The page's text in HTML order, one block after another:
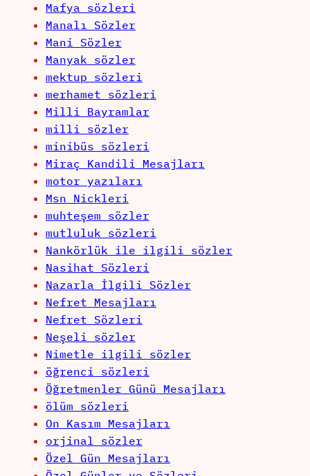
Mafya sözleri
Manalı Sözler
Mani Sözler
Manyak sözler
mektup sözleri
merhamet sözleri
Milli Bayramlar
milli sözler
minibüs sözleri
Miraç Kandili Mesajları
motor yazıları
Msn Nickleri
muhteşem sözler
mutluluk sözleri
Nankörlük ile ilgili sözler
Nasihat Sözleri
Nazarla İlgili Sözler
Nefret Mesajları
Nefret Sözleri
Neşeli sözler
Nimetle ilgili sözler
öğrenci sözleri
Öğretmenler Günü Mesajları
ölüm sözleri
On Kasım Mesajları
orjinal sözler
Özel Gün Mesajları